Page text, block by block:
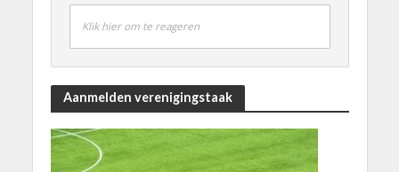
Klik hier om te reageren
Aanmelden verenigingstaak